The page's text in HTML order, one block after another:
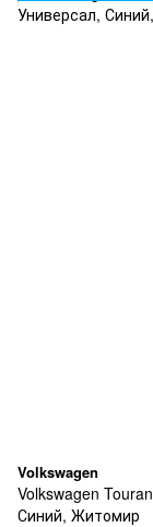
Volkswagen
Volkswagen
Синий, Житомир